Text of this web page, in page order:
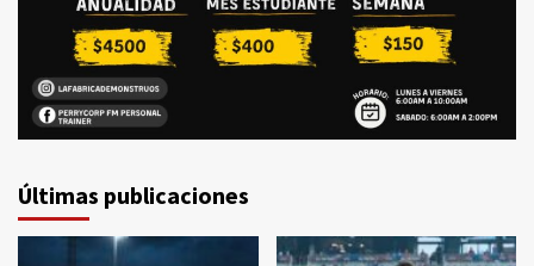
Últimas publicaciones